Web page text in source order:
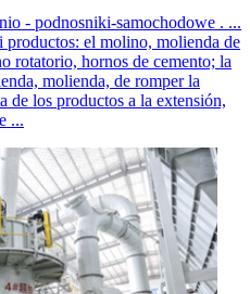
- podnosniki-samochodowe . ...
el molino, molienda de
rotatorio, hornos de cemento; la
molienda, de romper la
de los productos a la extensión,
...